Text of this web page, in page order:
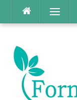
contenu
Menu